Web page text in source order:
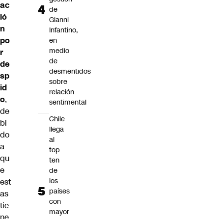
ac
ió
n
po
r
de
sp
id
o,
de
bi
do
a
qu
e
est
as
tie
de
Gianni
Infantino,
en
medio
de
desmentidos
sobre
relación
sentimental
Chile
llega
al
top
ten
de
los
países
con
mayor